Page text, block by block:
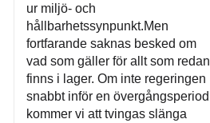
ur miljö- och
hållbarhetssynpunkt.Men
fortfarande saknas besked om
vad som gäller för allt som redan
finns i lager. Om inte regeringen
snabbt inför en övergångsperiod
kommer vi att tvingas slänga